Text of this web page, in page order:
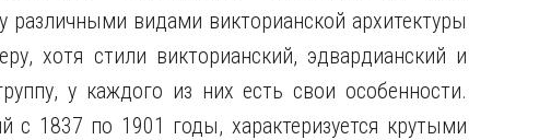
видами викторианской архитектуры
хотя стили викторианский, эдвардианский и
у каждого из них есть свои особенности.
с 1837 по 1901 годы, характеризуется крутыми